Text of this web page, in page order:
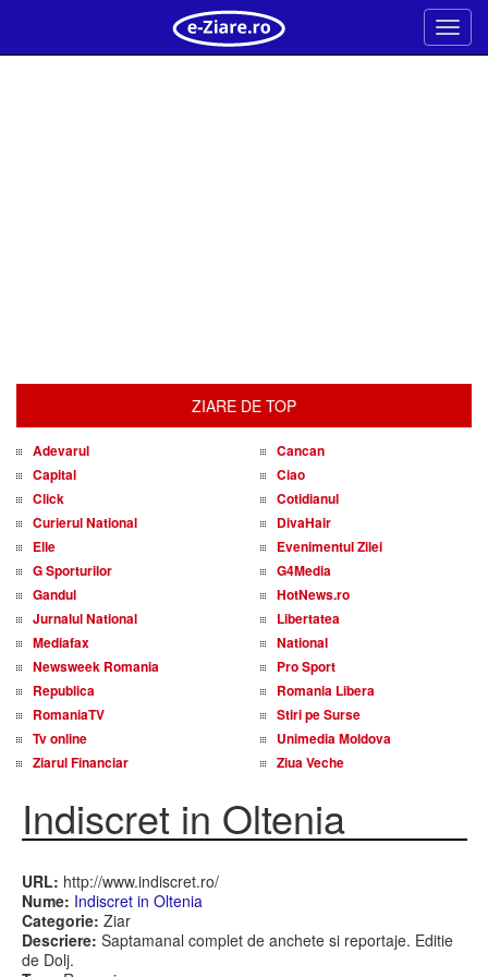
Meniu
ZIARE DE TOP
Adevarul
Cancan
Capital
Ciao
Click
Cotidianul
Curierul National
DivaHair
Elle
Evenimentul Zilei
G Sporturilor
G4Media
Gandul
HotNews.ro
Jurnalul National
Libertatea
Mediafax
National
Newsweek Romania
Pro Sport
Republica
Romania Libera
RomaniaTV
Stiri pe Surse
Tv online
Unimedia Moldova
Ziarul Financiar
Ziua Veche
Indiscret in Oltenia
URL: http://www.indiscret.ro/
Nume: Indiscret in Oltenia
Categorie: Ziar
Descriere: Saptamanal complet de anchete si reportaje. Editie
de Dolj.